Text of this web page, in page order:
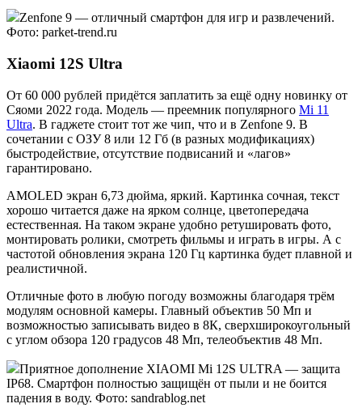
Zenfone 9 — отличный смартфон для игр и развлечений.
Фото: parket-trend.ru
Xiaomi 12S Ultra
От 60 000 рублей придётся заплатить за ещё одну новинку от
Сяоми 2022 года. Модель — преемник популярного Mi 11
Ultra. В гаджете стоит тот же чип, что и в Zenfone 9. В
сочетании с ОЗУ 8 или 12 Гб (в разных модификациях)
быстродействие, отсутствие подвисаний и «лагов»
гарантировано.
AMOLED экран 6,73 дюйма, яркий. Картинка сочная, текст
хорошо читается даже на ярком солнце, цветопередача
естественная. На таком экране удобно ретушировать фото,
монтировать ролики, смотреть фильмы и играть в игры. А с
частотой обновления экрана 120 Гц картинка будет плавной и
реалистичной.
Отличные фото в любую погоду возможны благодаря трём
модулям основной камеры. Главный объектив 50 Мп и
возможностью записывать видео в 8К, сверхширокоугольный
с углом обзора 120 градусов 48 Мп, телеобъектив 48 Мп.
Приятное дополнение XIAOMI Mi 12S ULTRA — защита
IP68. Смартфон полностью защищён от пыли и не боится
падения в воду. Фото: sandrablog.net